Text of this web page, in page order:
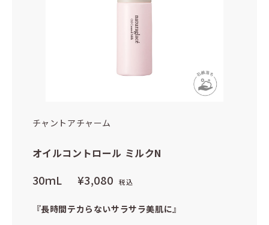
チャントアチャーム
オイルコントロール ミルクN
30ｍL ¥3,080 税込
『長時間テカらないサラサラ美肌に』